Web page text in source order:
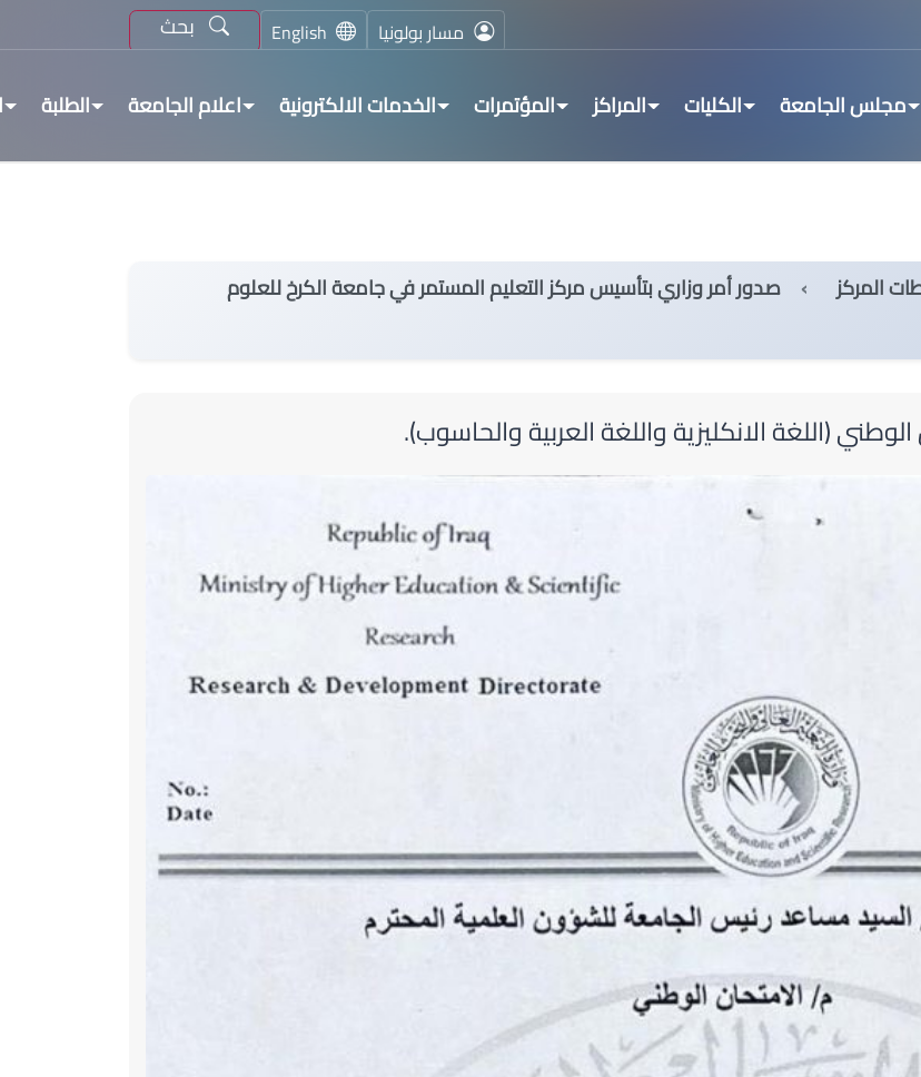
مسار بولونيا بحث
مجلس الجامعة الكليات المراكز المؤتمرات الخدمات الالكترونية اعلام الجامعة الطلبة
المركز
صدور أمر وزاري بتأسيس مركز التعليم المستمر في جامعة الكرخ للعلوم
(اللغة الانكليزية واللغة العربية والحاسوب).